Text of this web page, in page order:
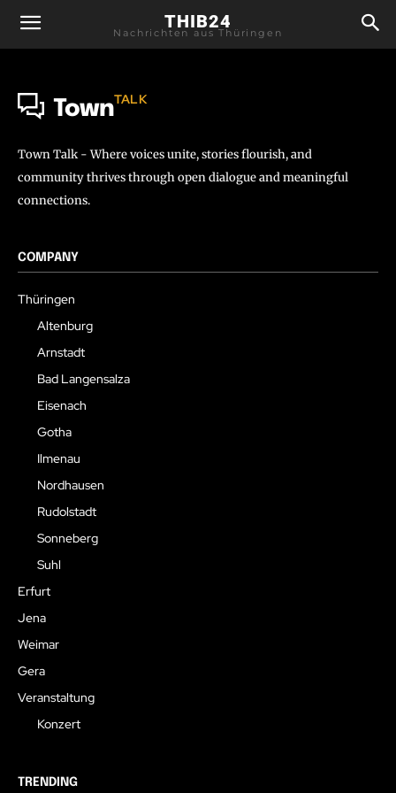
THIB24
Nachrichten aus Thüringen
TownTALK
Town Talk - Where voices unite, stories flourish, and
community thrives through open dialogue and meaningful
connections.
COMPANY
Thüringen
Altenburg
Arnstadt
Bad Langensalza
Eisenach
Gotha
Ilmenau
Nordhausen
Rudolstadt
Sonneberg
Suhl
Erfurt
Jena
Weimar
Gera
Veranstaltung
Konzert
TRENDING